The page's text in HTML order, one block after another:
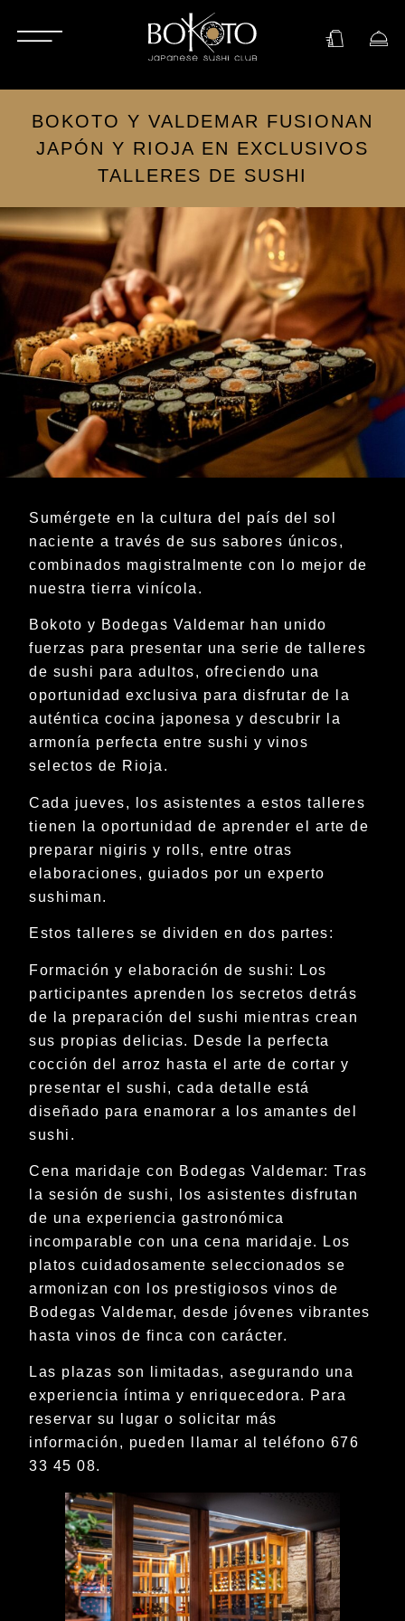
BOKOTO Y VALDEMAR FUSIONAN
JAPÓN Y RIOJA EN EXCLUSIVOS
TALLERES DE SUSHI
Sumérgete en la cultura del país del sol
naciente a través de sus sabores únicos,
combinados magistralmente con lo mejor de
nuestra tierra vinícola.
Bokoto y Bodegas Valdemar han unido
fuerzas para presentar una serie de talleres
de sushi para adultos, ofreciendo una
oportunidad exclusiva para disfrutar de la
auténtica cocina japonesa y descubrir la
armonía perfecta entre sushi y vinos
selectos de Rioja.
Cada jueves, los asistentes a estos talleres
tienen la oportunidad de aprender el arte de
preparar nigiris y rolls, entre otras
elaboraciones, guiados por un experto
sushiman.
Estos talleres se dividen en dos partes:
Formación y elaboración de sushi: Los
participantes aprenden los secretos detrás
de la preparación del sushi mientras crean
sus propias delicias. Desde la perfecta
cocción del arroz hasta el arte de cortar y
presentar el sushi, cada detalle está
diseñado para enamorar a los amantes del
sushi.
Cena maridaje con Bodegas Valdemar: Tras
la sesión de sushi, los asistentes disfrutan
de una experiencia gastronómica
incomparable con una cena maridaje. Los
platos cuidadosamente seleccionados se
armonizan con los prestigiosos vinos de
Bodegas Valdemar, desde jóvenes vibrantes
hasta vinos de finca con carácter.
Las plazas son limitadas, asegurando una
experiencia íntima y enriquecedora. Para
reservar su lugar o solicitar más
información, pueden llamar al teléfono 676
33 45 08.